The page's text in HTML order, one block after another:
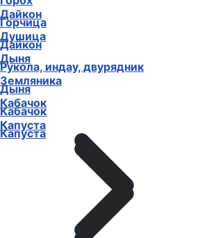
Дайкон
Душица
Дыня
Земляника
Кабачок
Капуста
Горчица
Дайкон
Рукола, индау, двурядник
Дыня
Кабачок
Капуста